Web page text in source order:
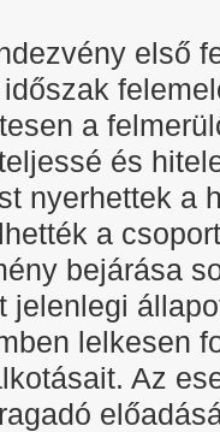
első
a
és
nyerhettek a
a
bejárása
jelenlegi
lelkesen
Az